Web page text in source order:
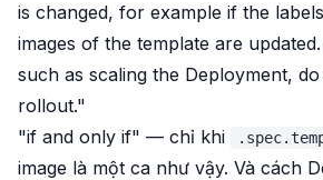
is changed, for example if the
images of the template are
such as scaling the Deployment,
rollout."
"if and only if" — chỉ khi
image là một ca như vậy. Và cách